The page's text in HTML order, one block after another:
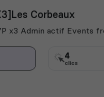
Corbeaux
x3 Admin actif Events
4
clics